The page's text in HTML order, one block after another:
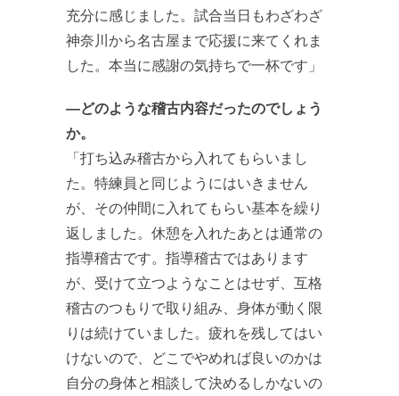
充分に感じました。試合当日もわざわざ
神奈川から名古屋まで応援に来てくれま
した。本当に感謝の気持ちで一杯です」
―どのような稽古内容だったのでしょう
か。
「打ち込み稽古から入れてもらいまし
た。特練員と同じようにはいきません
が、その仲間に入れてもらい基本を繰り
返しました。休憩を入れたあとは通常の
指導稽古です。指導稽古ではあります
が、受けて立つようなことはせず、互格
稽古のつもりで取り組み、身体が動く限
りは続けていました。疲れを残してはい
けないので、どこでやめれば良いのかは
自分の身体と相談して決めるしかないの